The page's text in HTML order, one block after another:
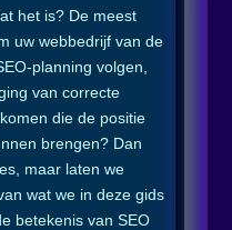
het is? De meest
uw webbedrijf van de
planning volgen,
van correcte
die de positie
brengen? Dan
maar laten we
wat we in deze gids
betekenis van SEO